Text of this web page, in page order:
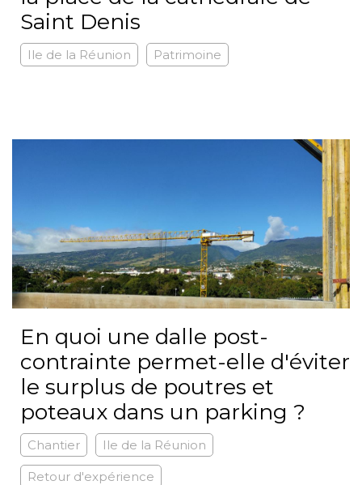
Saint Denis
Ile de la Réunion Patrimoine
En quoi une dalle post-
contrainte permet-elle d'éviter
le surplus de poutres et
poteaux dans un parking ?
Chantier Ile de la Réunion
Retour d'expérience